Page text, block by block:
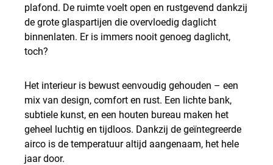
plafond. De ruimte voelt open en rustgevend dankzij
de grote glaspartijen die overvloedig daglicht
binnenlaten. Er is immers nooit genoeg daglicht,
toch?
Het interieur is bewust eenvoudig gehouden – een
mix van design, comfort en rust. Een lichte bank,
subtiele kunst, en een houten bureau maken het
geheel luchtig en tijdloos. Dankzij de geïntegreerde
airco is de temperatuur altijd aangenaam, het hele
jaar door.